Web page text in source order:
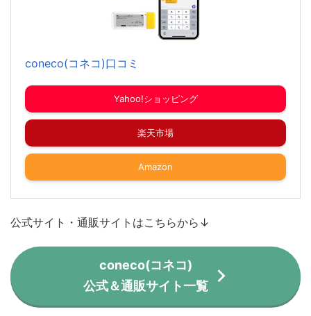
coneco(コネコ)口コミ
Yahoo!ショッピング
楽天市場
Amazon
公式サイト・通販サイトはこちらから↓
coneco(コネコ)
公式＆通販サイト一覧